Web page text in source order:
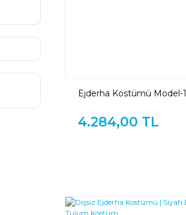
Ejderha Kostümü Model-1
4.284,00 TL